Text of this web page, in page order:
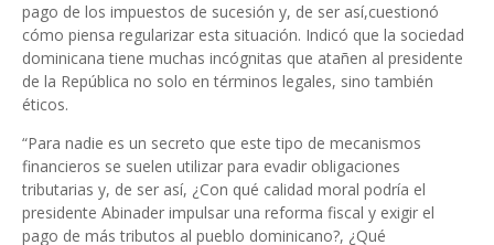
pago de los impuestos de sucesión y, de ser así,cuestionó
cómo piensa regularizar esta situación. Indicó que la sociedad
dominicana tiene muchas incógnitas que atañen al presidente
de la República no solo en términos legales, sino también
éticos.
“Para nadie es un secreto que este tipo de mecanismos
financieros se suelen utilizar para evadir obligaciones
tributarias y, de ser así, ¿Con qué calidad moral podría el
presidente Abinader impulsar una reforma fiscal y exigir el
pago de más tributos al pueblo dominicano?, ¿Qué